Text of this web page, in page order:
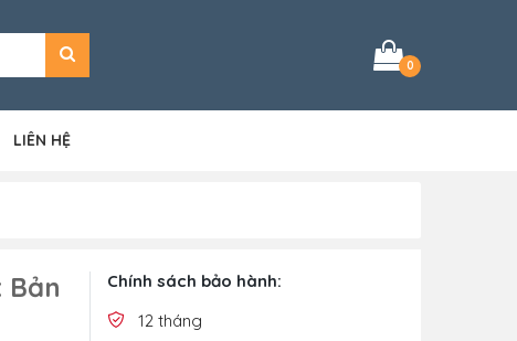
0
LIÊN HỆ
Chính sách bảo hành:
12 tháng